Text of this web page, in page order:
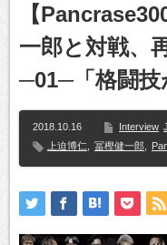
【
一郎と対戦、
─01─「格闘技
2018.10.16 Interview
上迫博仁
冨樫健一郎